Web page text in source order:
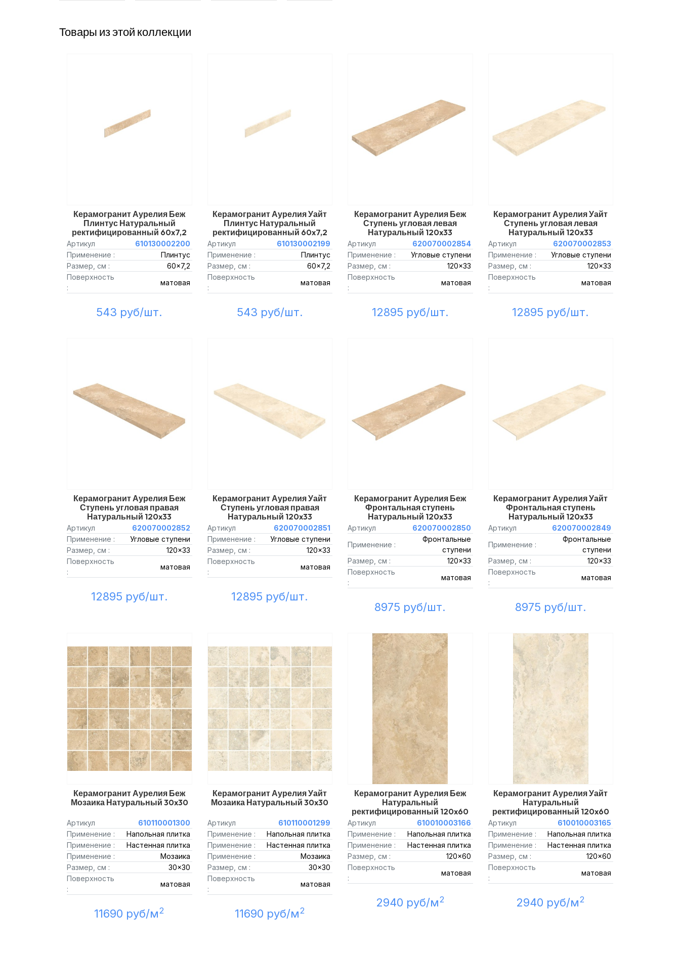
Товары из этой коллекции
Керамогранит Аурелия Беж
Плинтус Натуральный
ректифицированный 60x7,2
Артикул
610130002200
Применение :
Плинтус
Размер, см :
60x7,2
Поверхность
:
матовая
543 руб/шт.
Керамогранит Аурелия Уайт
Плинтус Натуральный
ректифицированный 60x7,2
Артикул
610130002199
Применение :
Плинтус
Размер, см :
60x7,2
Поверхность
:
матовая
543 руб/шт.
Керамогранит Аурелия Беж
Ступень угловая левая
Натуральный 120x33
Артикул
620070002854
Применение :
Угловые ступени
Размер, см :
120x33
Поверхность
:
матовая
12895 руб/шт.
Керамогранит Аурелия Уайт
Ступень угловая левая
Натуральный 120x33
Артикул
620070002853
Применение :
Угловые ступени
Размер, см :
120x33
Поверхность
:
матовая
12895 руб/шт.
Керамогранит Аурелия Беж
Ступень угловая правая
Натуральный 120x33
Артикул
620070002852
Применение :
Угловые ступени
Размер, см :
120x33
Поверхность
:
матовая
12895 руб/шт.
Керамогранит Аурелия Уайт
Ступень угловая правая
Натуральный 120x33
Артикул
620070002851
Применение :
Угловые ступени
Размер, см :
120x33
Поверхность
:
матовая
12895 руб/шт.
Керамогранит Аурелия Беж
Фронтальная ступень
Натуральный 120x33
Артикул
620070002850
Применение :
Фронтальные
ступени
Размер, см :
120x33
Поверхность
:
матовая
8975 руб/шт.
Керамогранит Аурелия Уайт
Фронтальная ступень
Натуральный 120x33
Артикул
620070002849
Применение :
Фронтальные
ступени
Размер, см :
120x33
Поверхность
:
матовая
8975 руб/шт.
Керамогранит Аурелия Беж
Мозаика Натуральный 30x30
Артикул
610110001300
Применение :
Напольная плитка
Применение :
Настенная плитка
Применение :
Мозаика
Размер, см :
30x30
Поверхность
:
матовая
11690 руб/м2
Керамогранит Аурелия Уайт
Мозаика Натуральный 30x30
Артикул
610110001299
Применение :
Напольная плитка
Применение :
Настенная плитка
Применение :
Мозаика
Размер, см :
30x30
Поверхность
:
матовая
11690 руб/м2
Керамогранит Аурелия Беж
Натуральный
ректифицированный 120x60
Артикул
610010003166
Применение :
Напольная плитка
Применение :
Настенная плитка
Размер, см :
120x60
Поверхность
:
матовая
2940 руб/м2
Керамогранит Аурелия Уайт
Натуральный
ректифицированный 120x60
Артикул
610010003165
Применение :
Напольная плитка
Применение :
Настенная плитка
Размер, см :
120x60
Поверхность
:
матовая
2940 руб/м2